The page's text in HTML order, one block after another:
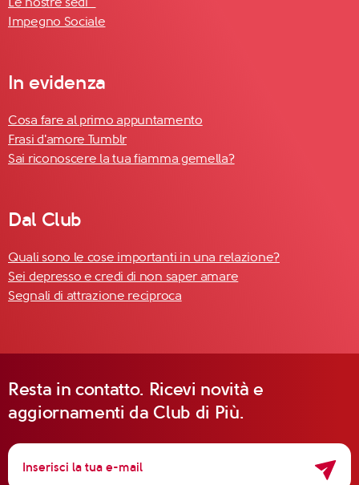
Impegno Sociale
In evidenza
Cosa fare al primo appuntamento
Frasi d'amore Tumblr
Sai riconoscere la tua fiamma gemella?
Dal Club
Quali sono le cose importanti in una relazione?
Sei depresso e credi di non saper amare
Segnali di attrazione reciproca
Resta in contatto. Ricevi novità e
aggiornamenti da Club di Più.